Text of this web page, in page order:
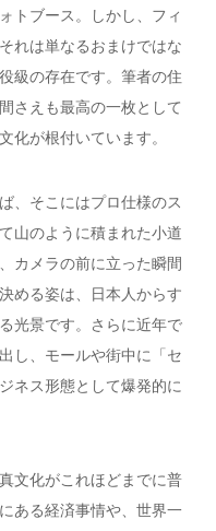
トブース。しかし、フィ
れは単なるおまけではな
級の存在です。筆者の住
さえも最高の一枚として
化が根付いています。
、そこにはプロ仕様のス
山のように積まれた小道
カメラの前に立った瞬間
める姿は、日本人からす
光景です。さらに近年で
し、モールや街中に「セ
ネス形態として爆発的に
文化がこれほどまでに普
ある経済事情や、世界一